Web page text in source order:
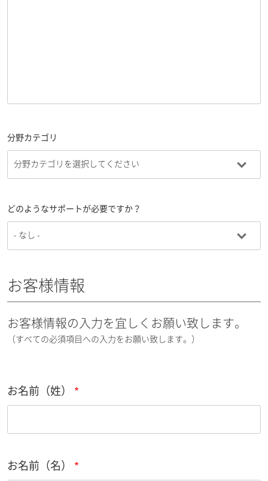
分野カテゴリ
どのようなサポートが必要ですか？
お客様情報
お客様情報の入力を宜しくお願い致します。
（すべての必須項目への入力をお願い致します。）
お名前（姓）
お名前（名）